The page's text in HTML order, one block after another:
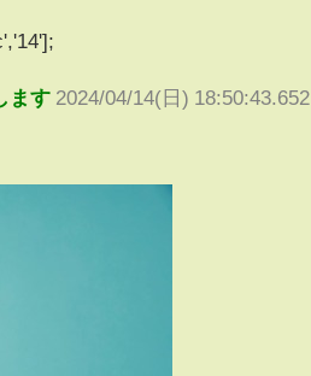
ます 2024/04/14(日) 18:50:43.652